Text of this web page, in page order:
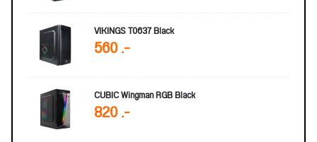
VIKINGS T0637 Black
560 .-
CUBIC Wingman RGB Black
820 .-